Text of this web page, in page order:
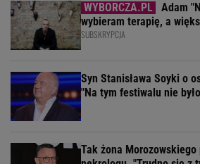
Adam
wybieram terapię, a
SUBSKRYPCJA
Syn Stanisława Soyki o
"Na tym festiwalu nie
Tak żona Morozowskiego